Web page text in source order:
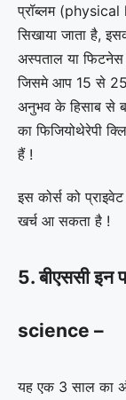
प्रॉब्लम
सिखाया जाता है,
अस्पताल या
जिसमे आप 15 से
अनुभव के हिसाब से
का फिजियोथेरेपी
हैं !
इस कोर्स को
खर्च आ सकता है !
5. बीएससी
science –
यह एक 3 साल का